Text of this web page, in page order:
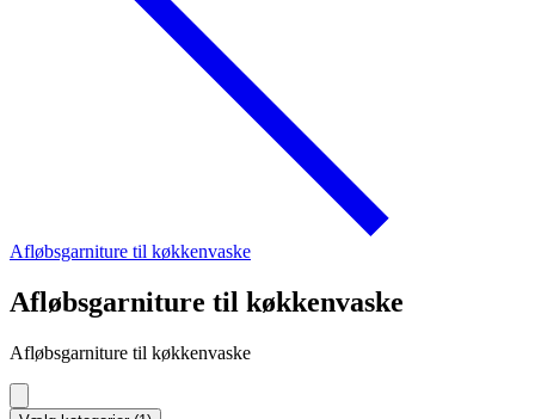
Afløbsgarniture til køkkenvaske
Afløbsgarniture til køkkenvaske
Afløbsgarniture til køkkenvaske